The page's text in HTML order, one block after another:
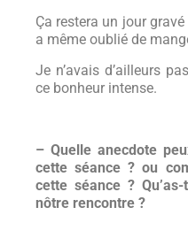
Ça restera un jour
a même oublié de
Je n’avais d’ailleurs
ce bonheur intense.
– Quelle anecdote
cette séance ? ou
cette séance ?
nôtre rencontre ?